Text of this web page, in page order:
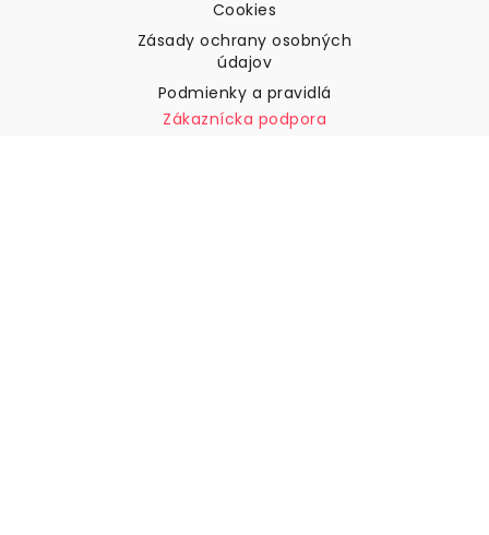
Cookies
Zásady ochrany osobných
údajov
Podmienky a pravidlá
Zákaznícka podpora